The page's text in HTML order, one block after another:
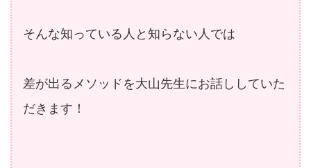
そんな知っている人と知らない人では
差が出るメソッドを大山先生にお話ししていた
だきます！